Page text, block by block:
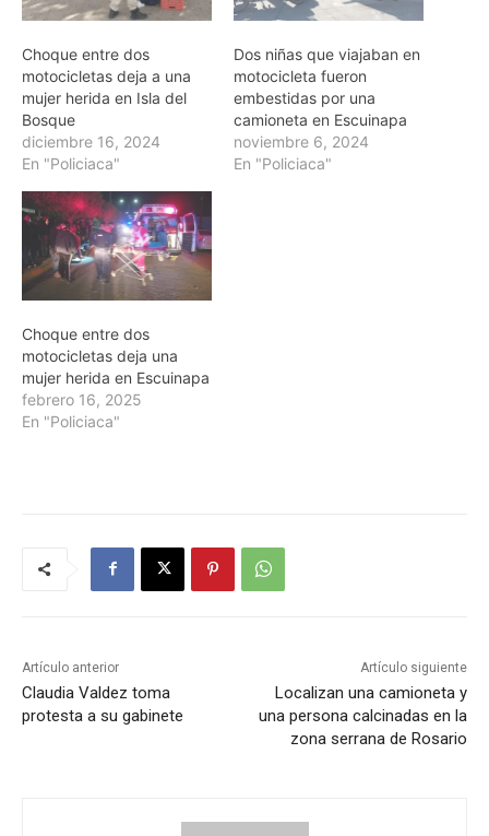
Choque entre dos
motocicletas deja a una
mujer herida en Isla del
Bosque
diciembre 16, 2024
En "Policiaca"
Dos niñas que viajaban en
motocicleta fueron
embestidas por una
camioneta en Escuinapa
noviembre 6, 2024
En "Policiaca"
Choque entre dos
motocicletas deja una
mujer herida en Escuinapa
febrero 16, 2025
En "Policiaca"
Artículo anterior
Claudia Valdez toma
protesta a su gabinete
Artículo siguiente
Localizan una camioneta y
una persona calcinadas en la
zona serrana de Rosario